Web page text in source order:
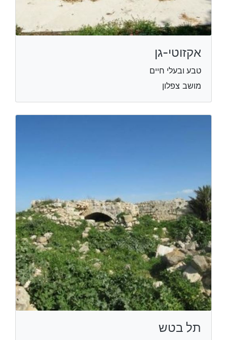
אקזוטי-גן
טבע ובעלי חיים
מושב צפלון
תל בטש